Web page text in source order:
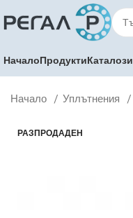
НачалоПродуктиКаталози
Начало Уплътнения
РАЗПРОДАДЕН